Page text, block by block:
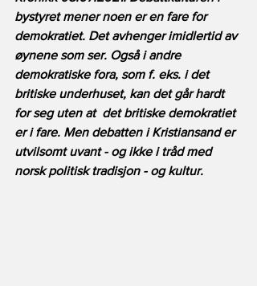
bystyret mener noen er en fare for
demokratiet. Det avhenger imidlertid av
øynene som ser. Også i andre
demokratiske fora, som f. eks. i det
britiske underhuset, kan det går hardt
for seg uten at  det britiske demokratiet
er i fare. Men debatten i Kristiansand er
utvilsomt uvant - og ikke i tråd med
norsk politisk tradisjon - og kultur.